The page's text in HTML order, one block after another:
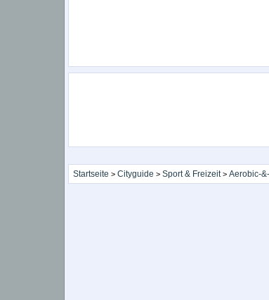
Startseite > Cityguide > Sport & Freizeit > Aerobic-